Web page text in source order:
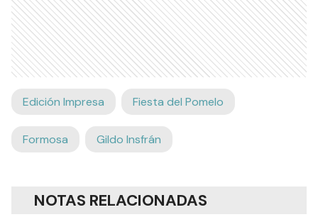
Edición Impresa Fiesta del Pomelo
Formosa Gildo Insfrán
NOTAS RELACIONADAS